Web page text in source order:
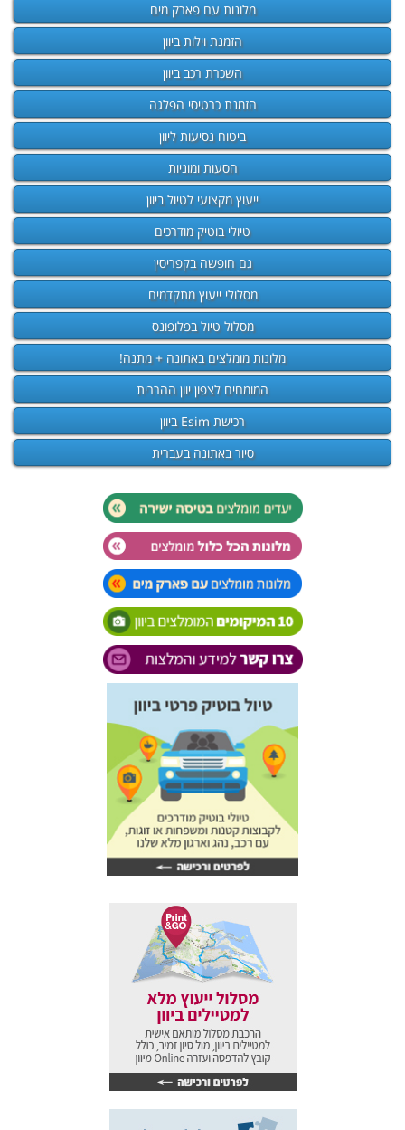
מלונות עם פארק מים
הזמנת וילות ביוון
השכרת רכב ביוון
הזמנת כרטיסי הפלגה
ביטוח נסיעות ליוון
הסעות ומוניות
ייעוץ מקצועי לטיול ביוון
טיולי בוטיק מודרכים
גם חופשה בקפריסין
מסלולי ייעוץ מתקדמים
מסלול טיול בפלופונס
מלונות מומלצים באתונה + מתנה!
המומחים לצפון יוון ההררית
רכישת Esim ביוון
סיור באתונה בעברית